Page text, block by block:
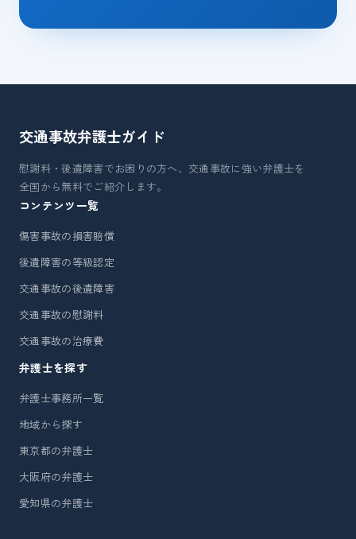
交通事故弁護士ガイド
慰謝料・後遺障害でお困りの方へ、交通事故に強い弁護士を
全国から無料でご紹介します。
コンテンツ一覧
傷害事故の損害賠償
後遺障害の等級認定
交通事故の後遺障害
交通事故の慰謝料
交通事故の治療費
弁護士を探す
弁護士事務所一覧
地域から探す
東京都の弁護士
大阪府の弁護士
愛知県の弁護士